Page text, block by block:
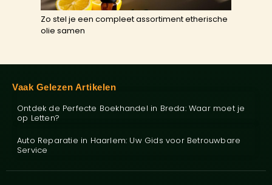
Zo stel je een compleet assortiment etherische
olie samen
Vaak Gelezen Artikelen
Ontdek de Perfecte Boekhandel in Breda: Waar moet je
op Letten?
Auto Reparatie in Haarlem: Uw Gids voor Betrouwbare
Service